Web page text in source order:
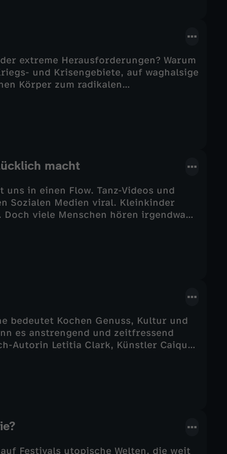
extreme Herausforderungen? Warum
und Krisengebiete, auf waghalsige
Körper zum radikalen
macht
in einen Flow. Tanz-Videos und
Sozialen Medien viral. Kleinkinder
viele Menschen hören irgendwann
bedeutet Kochen Genuss, Kultur und
es anstrengend und zeitfressend
Autorin Letitia Clark, Künstler Caique
Festivals utopische Welten, die weit